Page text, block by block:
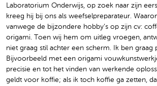
Laboratorium Onderwijs, op zoek naar zijn
kreeg hij bij ons als weefselpreparateur.
vanwege de bijzondere hobby’s op zijn cv:
origami. Toen wij hem om uitleg vroegen,
niet graag stil achter een scherm. Ik ben graag
Bijvoorbeeld met een origami
precisie en tot het vinden van werkende
geldt voor koffie; als ik toch koffie ga zetten,